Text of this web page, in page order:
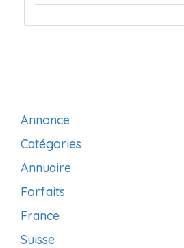
Annonce
Catégories
Annuaire
Forfaits
France
Suisse